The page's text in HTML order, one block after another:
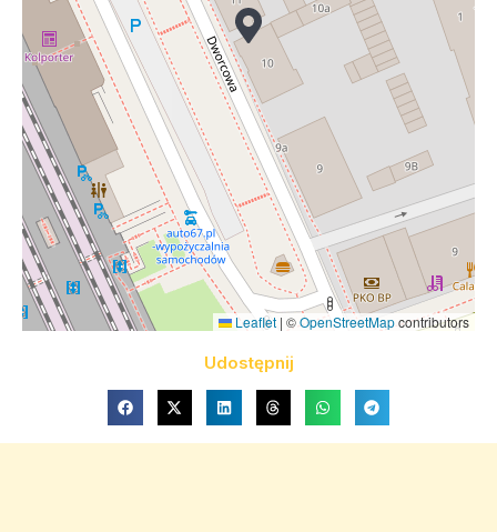
Leaflet | ©OpenStreetMapcontributors
Udostępnij